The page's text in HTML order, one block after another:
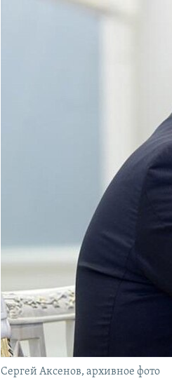
Сергей Аксенов, архивное фото